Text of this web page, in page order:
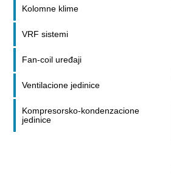
Kolomne klime
VRF sistemi
Fan-coil uređaji
Ventilacione jedinice
Kompresorsko-kondenzacione
jedinice